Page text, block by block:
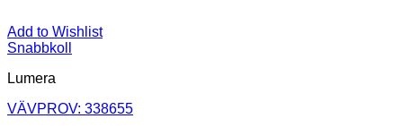
Add to Wishlist
Snabbkoll
Lumera
VÄVPROV: 338655